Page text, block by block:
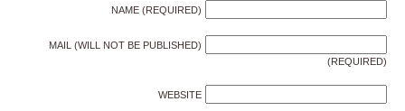
NAME (REQUIRED)
MAIL (WILL NOT BE PUBLISHED)
(REQUIRED)
WEBSITE